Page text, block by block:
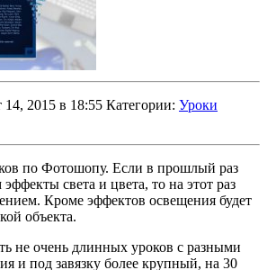
2015 в 18:55 Категории: Уроки
по Фотошопу. Если в прошлый раз
света и цвета, то на этот раз
Кроме эффектов освещения будет
объекта.
не очень длинных уроков с разными
и под завязку более крупный, на 30